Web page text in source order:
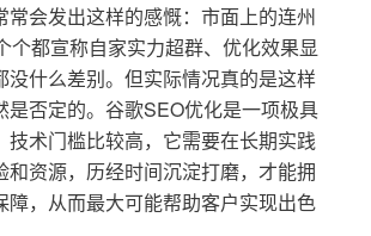
常会发出这样的感慨：市面上的连州
个都宣称自家实力超群、优化效果显
没什么差别。但实际情况真的是这样
是否定的。谷歌SEO优化是一项极具
技术门槛比较高，它需要在长期实践
和资源，历经时间沉淀打磨，才能拥
障，从而最大可能帮助客户实现出色